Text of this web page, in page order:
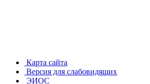
Карта сайта
Версия для слабовидящих
ЭИОС